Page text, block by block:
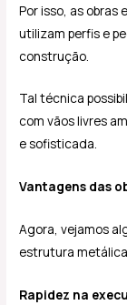
Por isso, as
utilizam perfis e
construção.
Tal técnica
com vãos livres
e sofisticada.
Vantagens das
Agora, vejamos
estrutura
Rapidez na